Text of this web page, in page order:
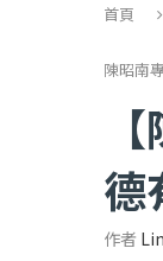
首頁
陳昭南
德
作者